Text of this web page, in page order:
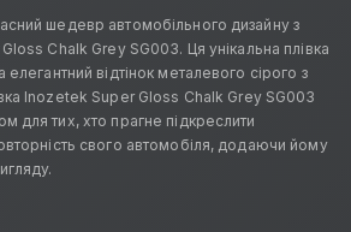
шедевр автомобільного дизайну з
Chalk Grey SG003. Ця унікальна плівка
елегантний відтінок металевого сірого з
Inozetek Super Gloss Chalk Grey SG003
для тих, хто прагне підкреслити
свого автомобіля, додаючи йому